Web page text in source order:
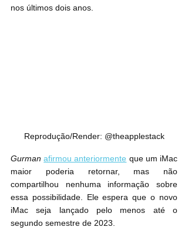
nos últimos dois anos.
Reprodução/Render: @theapplestack
Gurman afirmou anteriormente que um iMac
maior poderia retornar, mas não
compartilhou nenhuma informação sobre
essa possibilidade. Ele espera que o novo
iMac seja lançado pelo menos até o
segundo semestre de 2023.